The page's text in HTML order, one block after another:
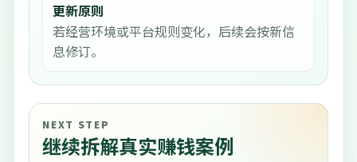
更新原则
若经营环境或平台规则变化，后续会按新信
息修订。
NEXT STEP
继续拆解真实赚钱案例